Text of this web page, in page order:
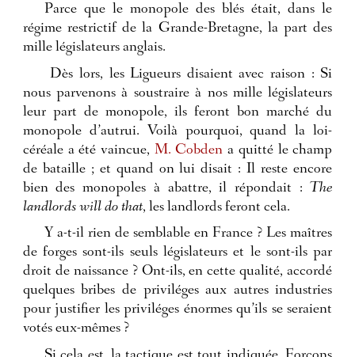
Parce que le monopole des blés était, dans le
régime restrictif de la Grande-Bretagne, la part des
mille législateurs anglais.
Dès lors, les Ligueurs disaient avec raison : Si
nous parvenons à soustraire à nos mille législateurs
leur part de monopole, ils feront bon marché du
monopole d’autrui. Voilà pourquoi, quand la loi-
céréale a été vaincue, M. Cobden a quitté le champ
de bataille ; et quand on lui disait : Il reste encore
bien des monopoles à abattre, il répondait :The
landlords will do that, les landlords feront cela.
Y a-t-il rien de semblable en France ? Les maîtres
de forges sont-ils seuls législateurs et le sont-ils par
droit de naissance ? Ont-ils, en cette qualité, accordé
quelques bribes de priviléges aux autres industries
pour justifier les priviléges énormes qu’ils se seraient
votés eux-mêmes ?